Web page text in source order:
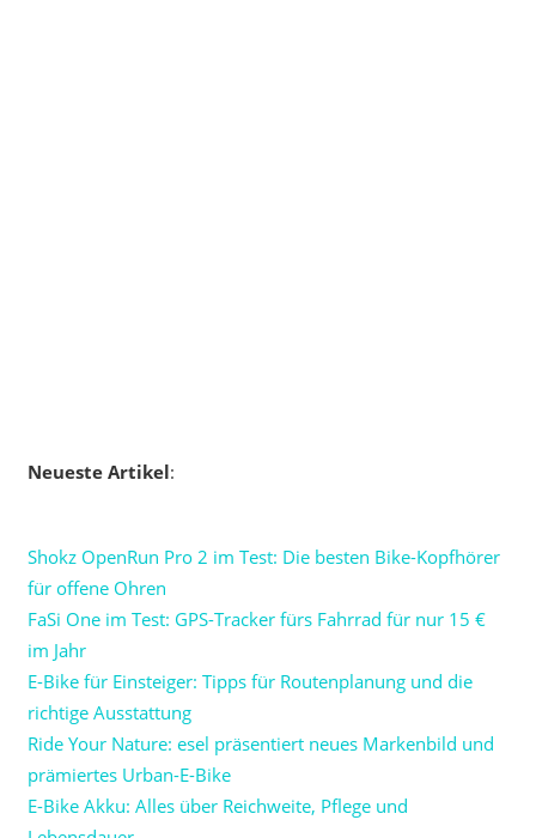
Neueste Artikel:
Shokz OpenRun Pro 2 im Test: Die besten Bike-Kopfhörer
für offene Ohren
FaSi One im Test: GPS-Tracker fürs Fahrrad für nur 15 €
im Jahr
E-Bike für Einsteiger: Tipps für Routenplanung und die
richtige Ausstattung
Ride Your Nature: esel präsentiert neues Markenbild und
prämiertes Urban-E-Bike
E-Bike Akku: Alles über Reichweite, Pflege und